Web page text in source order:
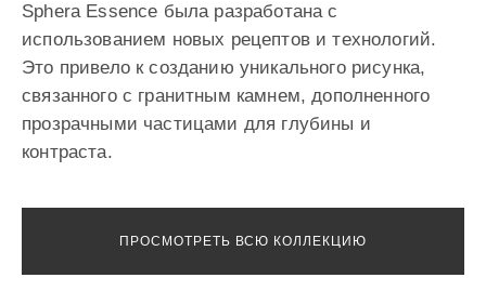
Sphera Essence была разработана с
использованием новых рецептов и технологий.
Это привело к созданию уникального рисунка,
связанного с гранитным камнем, дополненного
прозрачными частицами для глубины и
контраста.
ПРОСМОТРЕТЬ ВСЮ КОЛЛЕКЦИЮ